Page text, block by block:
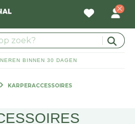
BINNEN 30 DAGEN
KARPERACCESSOIRES